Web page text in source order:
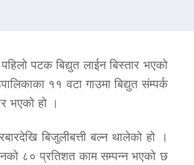
पटक बिद्युत लाईन बिस्तार भएको
११ वटा गाउमा बिद्युत संम्पर्क
भएको हो ।
बिजुलीबत्ती बल्न थालेको हो ।
८० प्रतिशत काम सम्पन्न भएको छ